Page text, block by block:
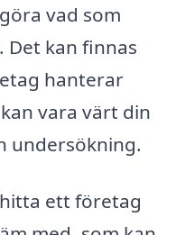
vad som
Det kan finnas
hanterar
vara värt din
undersökning.
ett företag